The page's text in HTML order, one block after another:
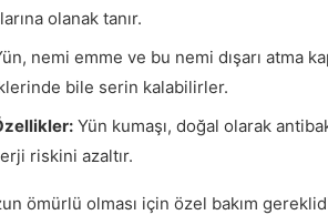
olanak tanır.
nemi emme ve bu nemi dışarı atma
bile serin kalabilirler.
Yün kumaşı, doğal olarak
riskini azaltır.
ömürlü olması için özel bakım